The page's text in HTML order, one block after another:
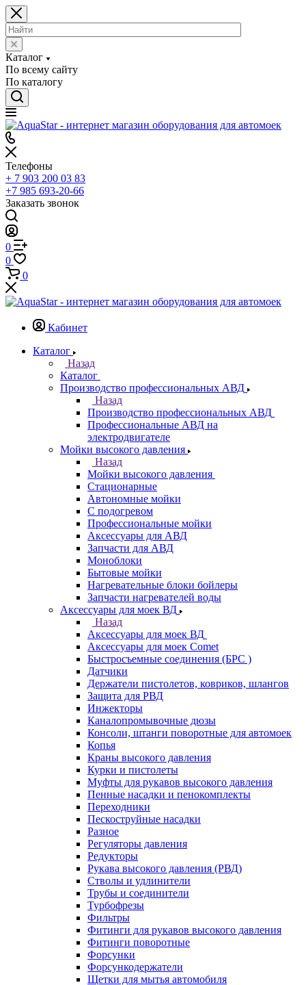
Каталог
По всему сайту
По каталогу
Телефоны
+ 7 903 200 03 83
+7 985 693-20-66
Заказать звонок
0
0
0
Кабинет
Каталог
Назад
Каталог
Производство профессиональных АВД
Назад
Производство профессиональных АВД
Профессиональные АВД на
электродвигателе
Мойки высокого давления
Назад
Мойки высокого давления
Стационарные
Автономные мойки
С подогревом
Профессиональные мойки
Аксессуары для АВД
Запчасти для АВД
Моноблоки
Бытовые мойки
Нагревательные блоки бойлеры
Запчасти нагревателей воды
Аксессуары для моек ВД
Назад
Аксессуары для моек ВД
Аксессуары для моек Comet
Быстросъемные соединения (БРС )
Датчики
Держатели пистолетов, ковриков, шлангов
Защита для РВД
Инжекторы
Каналопромывочные дюзы
Консоли, штанги поворотные для автомоек
Копья
Краны высокого давления
Курки и пистолеты
Муфты для рукавов высокого давления
Пенные насадки и пенокомплекты
Переходники
Пескоструйные насадки
Разное
Регуляторы давления
Редукторы
Рукава высокого давления (РВД)
Стволы и удлинители
Трубы и соединители
Турбофрезы
Фильтры
Фитинги для рукавов высокого давления
Фитинги поворотные
Форсунки
Форсункодержатели
Щетки для мытья автомобиля